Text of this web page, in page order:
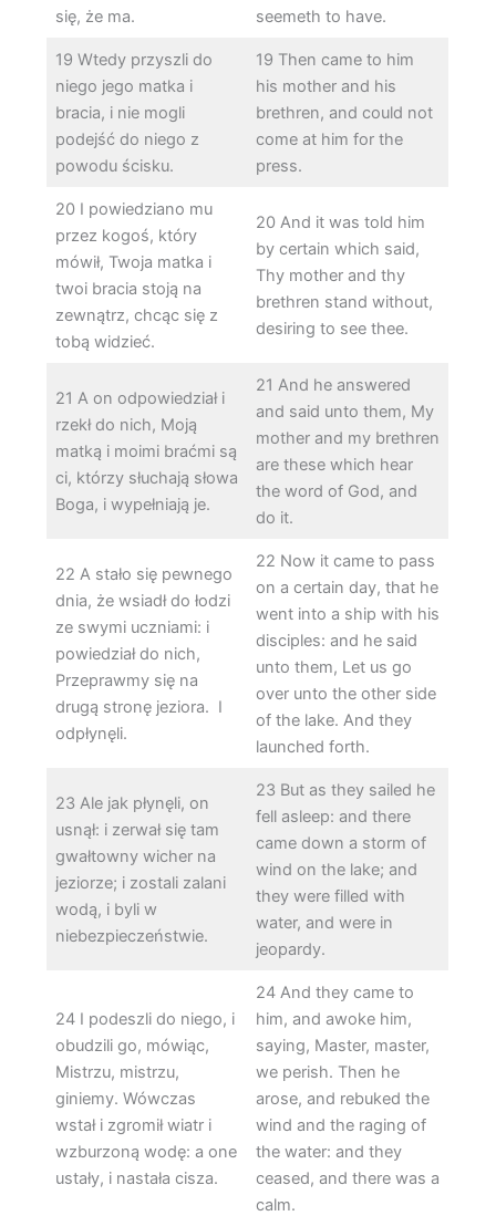
się, że ma. seemeth to have.
19 Wtedy przyszli do
niego jego matka i
bracia, i nie mogli
podejść do niego z
powodu ścisku.
19 Then came to him
his mother and his
brethren, and could not
come at him for the
press.
20 I powiedziano mu
przez kogoś, który
mówił, Twoja matka i
twoi bracia stoją na
zewnątrz, chcąc się z
tobą widzieć.
20 And it was told him
by certain which said,
Thy mother and thy
brethren stand without,
desiring to see thee.
21 A on odpowiedział i
rzekł do nich, Moją
matką i moimi braćmi są
ci, którzy słuchają słowa
Boga, i wypełniają je.
21 And he answered
and said unto them, My
mother and my brethren
are these which hear
the word of God, and
do it.
22 A stało się pewnego
dnia, że wsiadł do łodzi
ze swymi uczniami: i
powiedział do nich,
Przeprawmy się na
drugą stronę jeziora. I
odpłynęli.
22 Now it came to pass
on a certain day, that he
went into a ship with his
disciples: and he said
unto them, Let us go
over unto the other side
of the lake. And they
launched forth.
23 Ale jak płynęli, on
usnął: i zerwał się tam
gwałtowny wicher na
jeziorze; i zostali zalani
wodą, i byli w
niebezpieczeństwie.
23 But as they sailed he
fell asleep: and there
came down a storm of
wind on the lake; and
they were filled with
water, and were in
jeopardy.
24 I podeszli do niego, i
obudzili go, mówiąc,
Mistrzu, mistrzu,
giniemy. Wówczas
wstał i zgromił wiatr i
wzburzoną wodę: a one
ustały, i nastała cisza.
24 And they came to
him, and awoke him,
saying, Master, master,
we perish. Then he
arose, and rebuked the
wind and the raging of
the water: and they
ceased, and there was a
calm.